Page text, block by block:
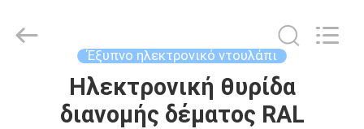
Rights
Έξυπνο ηλεκτρονικό ντουλάπι
Ηλεκτρονική θυρίδα
διανομής δέματος RAL